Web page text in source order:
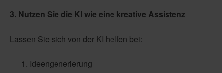
3. Nutzen Sie die KI wie eine kreative Assistenz
Lassen Sie sich von der KI helfen bei:
Ideengenerierung